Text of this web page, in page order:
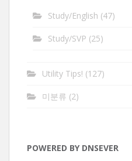
Study/English (47)
Study/SVP (25)
Utility Tips! (127)
미분류 (2)
POWERED BY DNSEVER